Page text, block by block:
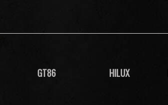
GT86 HILUX